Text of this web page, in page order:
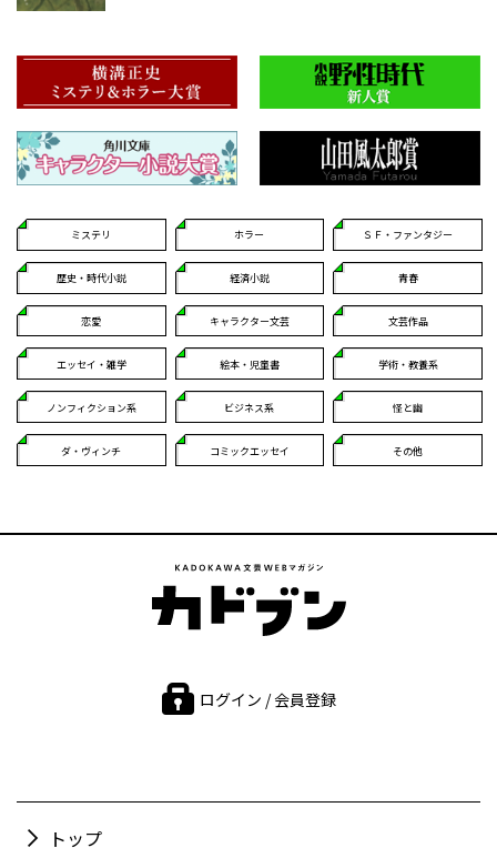
ミステリ ホラー ＳＦ・ファンタジー
歴史・時代小説 経済小説 青春
恋愛 キャラクター文芸 文芸作品
エッセイ・雑学 絵本・児童書 学術・教養系
ノンフィクション系 ビジネス系 怪と幽
ダ・ヴィンチ コミックエッセイ その他
ログイン / 会員登録
トップ